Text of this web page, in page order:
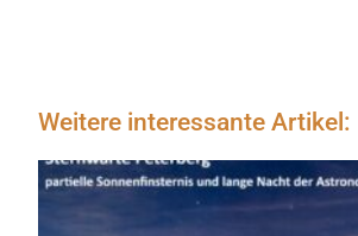
Weitere interessante Artikel: